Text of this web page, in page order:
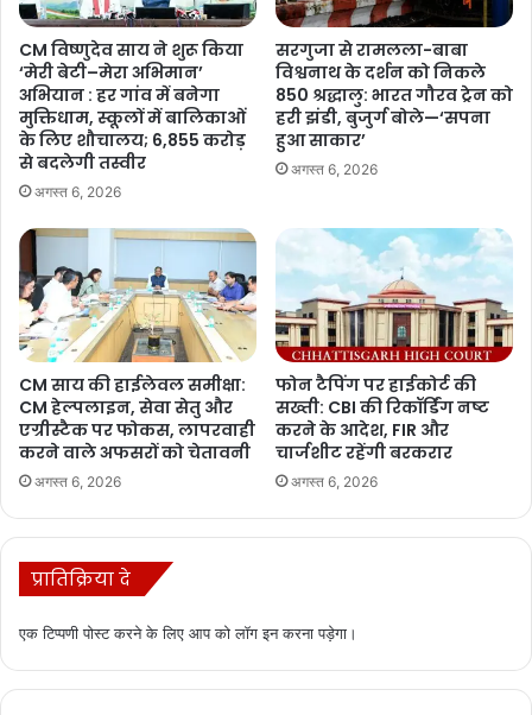
CM विष्णुदेव साय ने शुरू किया
‘मेरी बेटी–मेरा अभिमान’
अभियान : हर गांव में बनेगा
मुक्तिधाम, स्कूलों में बालिकाओं
के लिए शौचालय; 6,855 करोड़
से बदलेगी तस्वीर
अगस्त 6, 2026
सरगुजा से रामलला-बाबा
विश्वनाथ के दर्शन को निकले
850 श्रद्धालु: भारत गौरव ट्रेन को
हरी झंडी, बुजुर्ग बोले—‘सपना
हुआ साकार’
अगस्त 6, 2026
CM साय की हाईलेवल समीक्षा:
CM हेल्पलाइन, सेवा सेतु और
एग्रीस्टैक पर फोकस, लापरवाही
करने वाले अफसरों को चेतावनी
अगस्त 6, 2026
फोन टैपिंग पर हाईकोर्ट की
सख्ती: CBI की रिकॉर्डिंग नष्ट
करने के आदेश, FIR और
चार्जशीट रहेंगी बरकरार
अगस्त 6, 2026
प्रातिक्रिया दे
एक टिप्पणी पोस्ट करने के लिए आप कोलॉग इनकरना पड़ेगा।